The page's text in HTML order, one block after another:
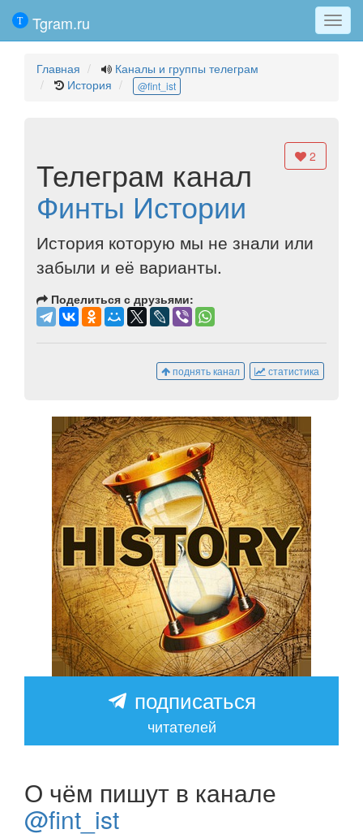
Меню
Tgram.ru
Главная
Каналы и группы телеграм
История
@fint_ist
2
Телеграм канал
Финты Истории
История которую мы не знали или
забыли и её варианты.
Поделиться с друзьями:
статистика
поднять канал
подписаться
читателей
О чём пишут в канале
@fint_ist